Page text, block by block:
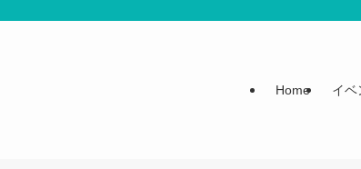
Home イベ